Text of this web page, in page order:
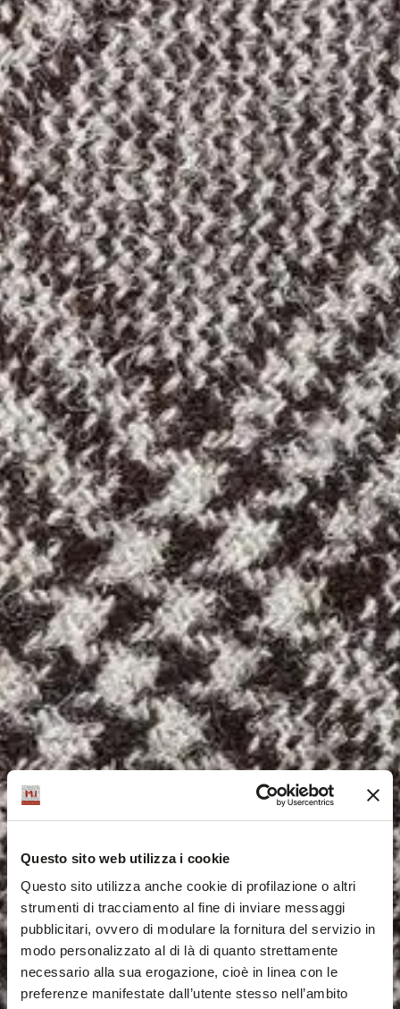
Questo sito web utilizza i cookie
Questo sito utilizza anche cookie di profilazione o altri
strumenti di tracciamento al fine di inviare messaggi
pubblicitari, ovvero di modulare la fornitura del servizio in
modo personalizzato al di là di quanto strettamente
necessario alla sua erogazione, cioè in linea con le
preferenze manifestate dall’utente stesso nell’ambito